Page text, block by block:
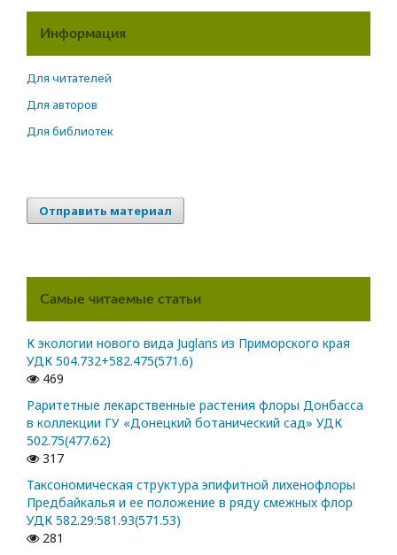
Информация
Для читателей
Для авторов
Для библиотек
Отправить материал
Самые читаемые статьи
К экологии нового вида Juglans из Приморского края
УДК 504.732+582.475(571.6)
469
Раритетные лекарственные растения флоры Донбасса
в коллекции ГУ «Донецкий ботанический сад» УДК
502.75(477.62)
317
Таксономическая структура эпифитной лихенофлоры
Предбайкалья и ее положение в ряду смежных флор
УДК 582.29:581.93(571.53)
281